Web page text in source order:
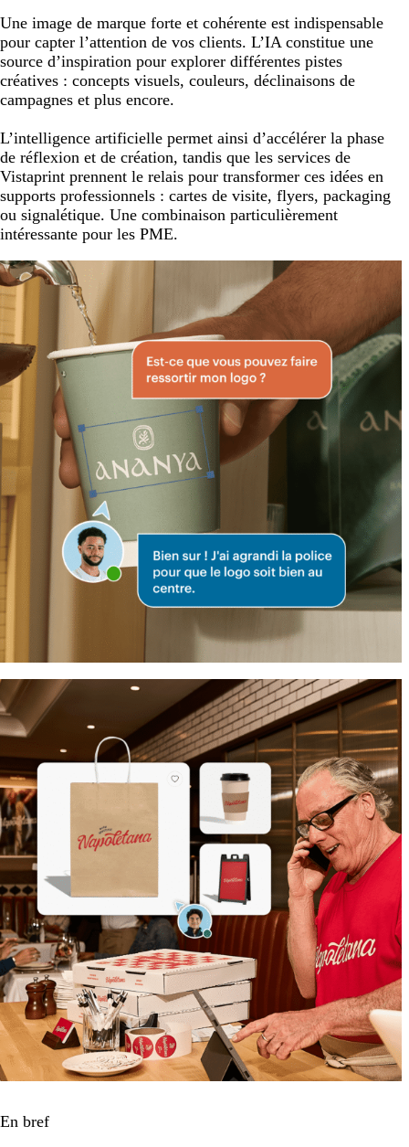
Une image de marque forte et cohérente est indispensable
pour capter l’attention de vos clients. L’IA constitue une
source d’inspiration pour explorer différentes pistes
créatives : concepts visuels, couleurs, déclinaisons de
campagnes et plus encore.
L’intelligence artificielle permet ainsi d’accélérer la phase
de réflexion et de création, tandis que les services de
Vistaprint prennent le relais pour transformer ces idées en
supports professionnels : cartes de visite, flyers, packaging
ou signalétique. Une combinaison particulièrement
intéressante pour les PME.
En bref